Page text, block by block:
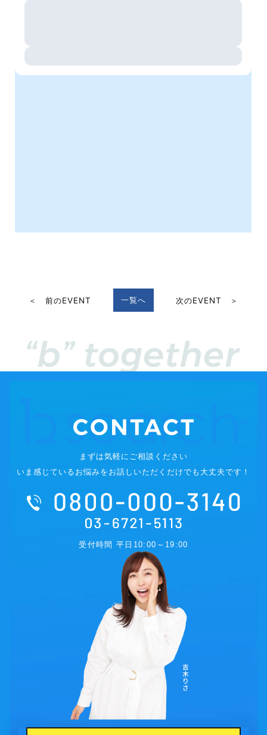
＜ 前のEVENT 一覧へ 次のEVENT ＞
まずは気軽にご相談ください
いま感じているお悩みをお話しいただくだけでも大丈夫です！
受付時間 平日10:00～19:00